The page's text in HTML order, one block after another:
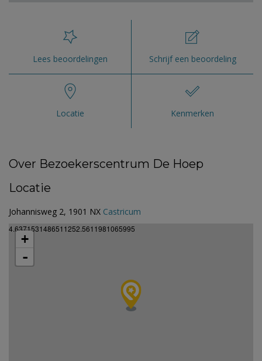
Lees beoordelingen Schrijf een beoordeling
Locatie Kenmerken
Over Bezoekerscentrum De Hoep
Locatie
Johannisweg 2, 1901 NX Castricum
4.6371531486511252.5611981065995
+
-